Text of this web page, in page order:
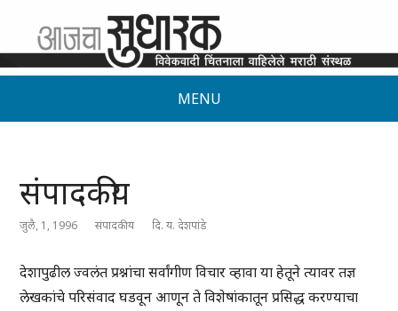
MENU
संपादकीय
जुलै, 1, 1996 संपादकीय दि. य. देशपांडे
देशापुढील ज्वलंत प्रश्नांचा सर्वांगीण विचार व्हावा या हेतूने त्यावर तज्ञ
लेखकांचे परिसंवाद घडवून आणून ते विशेषांकातून प्रसिद्ध करण्याचा